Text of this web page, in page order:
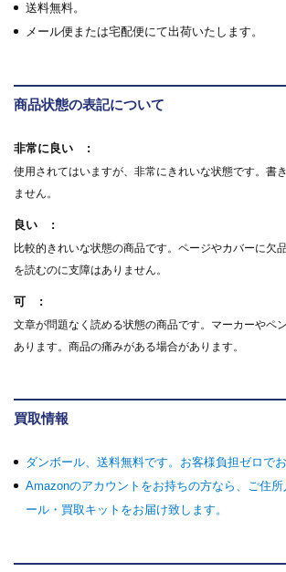
送料無料。
メール便または宅配便にて出荷いたします。
商品状態の表記について
非常に良い
使用されてはいますが、非常にきれいな状態です。書
ません。
良い
比較的きれいな状態の商品です。ページやカバーに欠
を読むのに支障はありません。
可
文章が問題なく読める状態の商品です。マーカーやペ
あります。商品の痛みがある場合があります。
買取情報
ダンボール、送料無料です。お客様負担ゼロでお
Amazonのアカウントをお持ちの方なら、ご住
ール・買取キットをお届け致します。